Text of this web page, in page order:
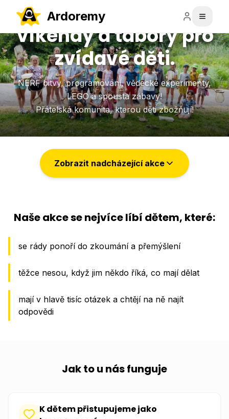
Ardoremy
Víkendy a tábory pro
zvídavé děti.
NERF bitvy, programování, vědecké experimenty,
LEGO a spousta zábavy!
Přátelská komunita, kterou děti zbožňují!
Zobrazit nadcházející akce
Naše akce se nejvíce líbí dětem, které:
se rády ponoří do zkoumání a přemýšlení
těžce nesou, když jim někdo říká, co mají dělat
mají v hlavě tisíc otázek a chtějí na ně najít
odpovědi
Jak to u nás funguje
K dětem přistupujeme jako